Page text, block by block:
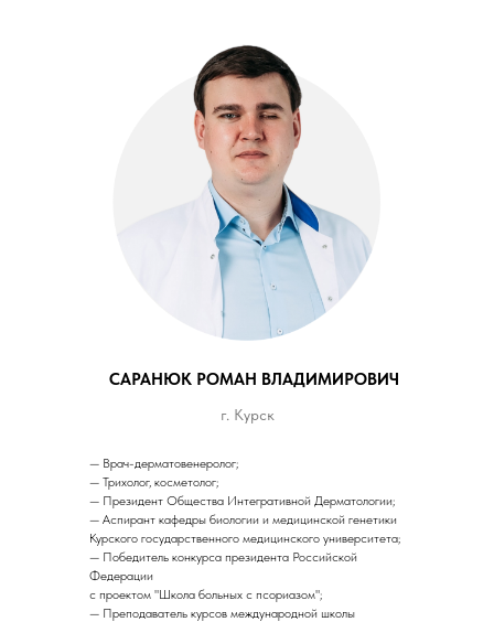
г. Курск
САРАНЮК РОМАН ВЛАДИМИРОВИЧ
— Врач-дерматовенеролог;
— Трихолог, косметолог;
— Президент Общества Интегративной Дерматологии;
— Аспирант кафедры биологии и медицинской генетики
Курского государственного медицинского университета;
— Победитель конкурса президента Российской
Федерации
с проектом "Школа больных с псориазом";
— Преподаватель курсов международной школы